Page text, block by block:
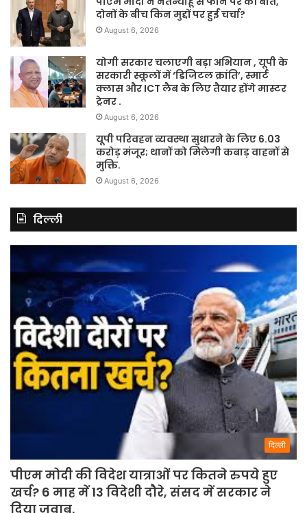
दोनों के बीच किन मुद्दों पर हुई चर्चा?
August 6, 2026
योगी सरकार चलाएगी बड़ा अभियान , यूपी के
सरकारी स्कूलों में ‘डिजिटल क्रांति’, स्मार्ट
क्लास और ICT लैब के लिए तैयार होंगे मास्टर
ट्रेनर .
August 6, 2026
यूपी परिवहन व्यवस्था सुधारने के लिए 6.03
करोड़ मंजूर; थानों को मिलेगी कबाड़ वाहनों से
मुक्ति.
August 6, 2026
दिल्ली
दिल्ली
पीएम मोदी की विदेश यात्राओं पर कितने रुपये हुए
खर्च? 6 माह में 13 विदेशी दौरे, संसद में सरकार ने
दिया जवाब.